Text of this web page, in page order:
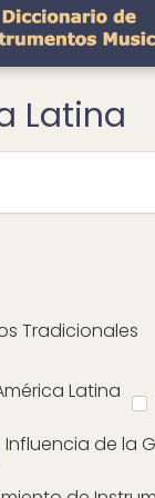
Latina
Tradicionales
Latina
Influencia de la